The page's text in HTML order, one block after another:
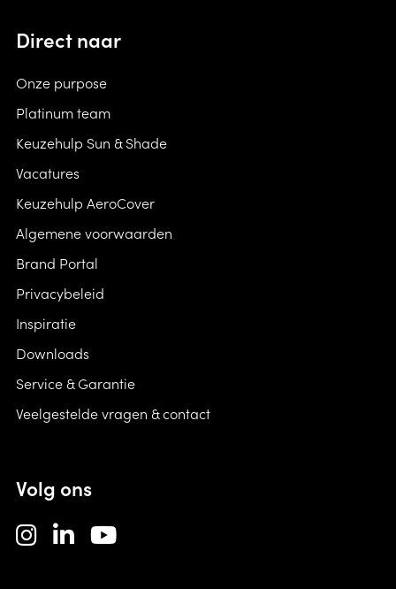
band vastmaken aan de mast.
Bij niet gebruik van de parasol altijd een
door weersinvloeden te voorkomen.
te worden gebruikt. De windbestendigheid van
Direct naar
Onze purpose
Platinum team
Keuzehulp Sun & Shade
Vacatures
Keuzehulp AeroCover
Algemene voorwaarden
Brand Portal
Privacybeleid
Inspiratie
Downloads
Service & Garantie
Veelgestelde vragen & contact
Volg ons